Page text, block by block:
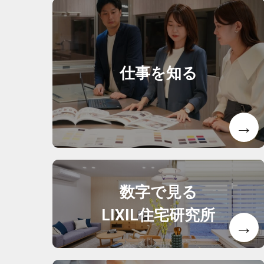
仕事を知る
数字で見る
LIXIL住宅研究所